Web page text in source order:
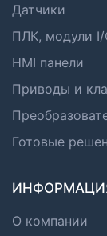
Датчики
ПЛК, модули I/
HMI панели
Приводы и
Готовые
О компании